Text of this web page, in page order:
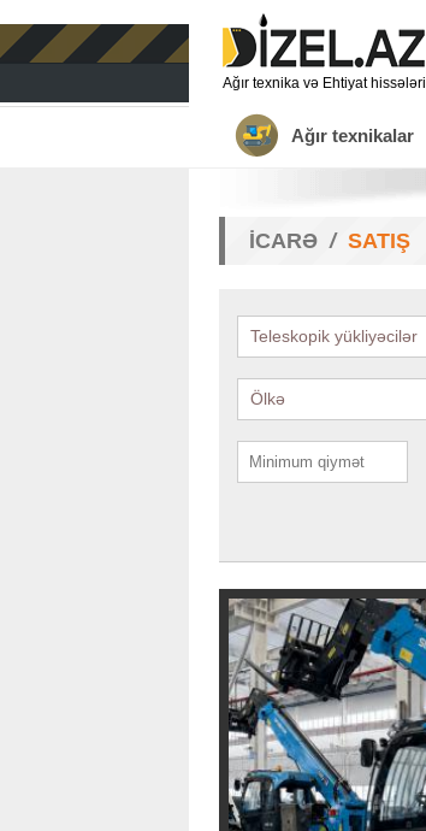
Ağır texnika və Ehtiyat hissələri
Ağır texnikalar
İCARƏ SATIŞ
Teleskopik yükliyəcilər
Ölkə